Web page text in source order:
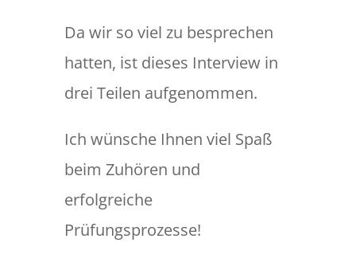
Da wir so viel zu besprechen
hatten, ist dieses Interview in
drei Teilen aufgenommen.
Ich wünsche Ihnen viel Spaß
beim Zuhören und
erfolgreiche
Prüfungsprozesse!